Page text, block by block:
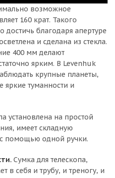
возможное
160 крат. Такого
благодаря апертуре
и сделана из стекла.
400 мм делают
ярким. В Levenhuk
крупные планеты,
яркие туманности и
установлена на простой
имеет складную
с помощью одной ручки.
Сумка для телескопа,
в себя и трубу, и треногу, и